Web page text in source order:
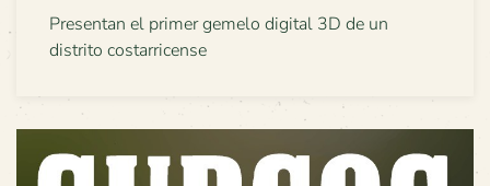
Presentan el primer gemelo digital 3D de un
distrito costarricense